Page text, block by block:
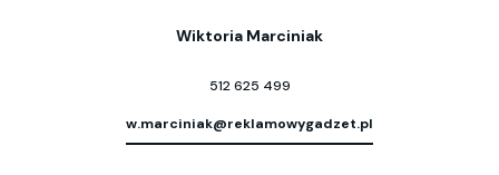
Wiktoria Marciniak
512 625 499
w.marciniak@reklamowygadzet.pl